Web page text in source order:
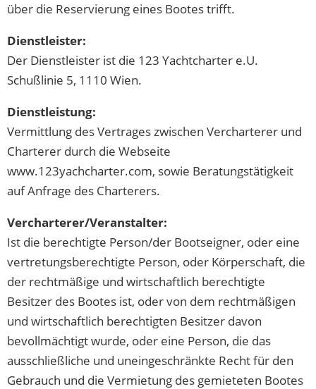
über die Reservierung eines Bootes trifft.
Dienstleister:
Der Dienstleister ist die 123 Yachtcharter e.U.
Schußlinie 5, 1110 Wien.
Dienstleistung:
Vermittlung des Vertrages zwischen Vercharterer und
Charterer durch die Webseite
www.123yachcharter.com, sowie Beratungstätigkeit
auf Anfrage des Charterers.
Vercharterer/Veranstalter:
Ist die berechtigte Person/der Bootseigner, oder eine
vertretungsberechtigte Person, oder Körperschaft, die
der rechtmäßige und wirtschaftlich berechtigte
Besitzer des Bootes ist, oder von dem rechtmäßigen
und wirtschaftlich berechtigten Besitzer davon
bevollmächtigt wurde, oder eine Person, die das
ausschließliche und uneingeschränkte Recht für den
Gebrauch und die Vermietung des gemieteten Bootes